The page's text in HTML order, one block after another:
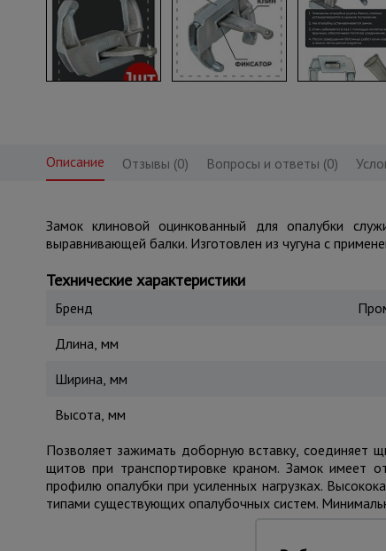
Описание Отзывы (0) Вопросы и ответы (0)
Замок клиновой оцинкованный для опалубки
выравнивающей балки. Изготовлен из чугуна с
Технические характеристики
Бренд
Длина, мм
Ширина, мм
Высота, мм
Позволяет зажимать доборную вставку, соединяет
щитов при транспортировке краном. Замок имеет
профилю опалубки при усиленных нагрузках.
типами существующих опалубочных систем.